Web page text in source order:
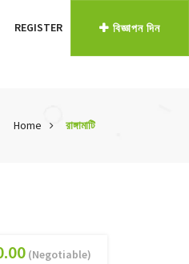
REGISTER বিজ্ঞাপন দিন
Home রাঙ্গামাটি
(Negotiable)